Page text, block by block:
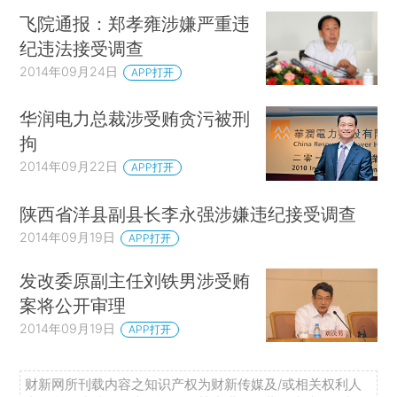
飞院通报：郑孝雍涉嫌严重违
纪违法接受调查
2014年09月24日 APP打开
华润电力总裁涉受贿贪污被刑
拘
2014年09月22日 APP打开
陕西省洋县副县长李永强涉嫌违纪接受调查
2014年09月19日 APP打开
发改委原副主任刘铁男涉受贿
案将公开审理
2014年09月19日 APP打开
财新网所刊载内容之知识产权为财新传媒及/或相关权利人